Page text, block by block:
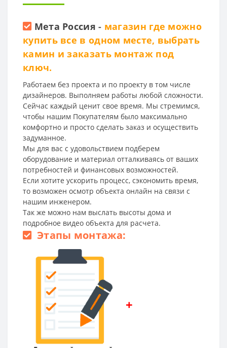
Мета Россия - магазин где можно
купить все в одном месте, выбрать
камин и заказать монтаж под
ключ.
Работаем без проекта и по проекту в том числе
дизайнеров. Выполняем работы любой сложности.
Сейчас каждый ценит свое время. Мы стремимся,
чтобы нашим Покупателям было максимально
комфортно и просто сделать заказ и осуществить
задуманное.
Мы для вас с удовольствием подберем
оборудование и материал отталкиваясь от ваших
потребностей и финансовых возможностей.
Если хотите ускорить процесс, сэкономить время,
то возможен осмотр объекта онлайн на связи с
нашим инженером.
Так же можно нам выслать высоты дома и
подробное видео объекта для расчета.
Этапы монтажа:
+